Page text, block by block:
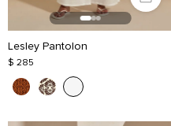
Lesley Pantolon
$ 285